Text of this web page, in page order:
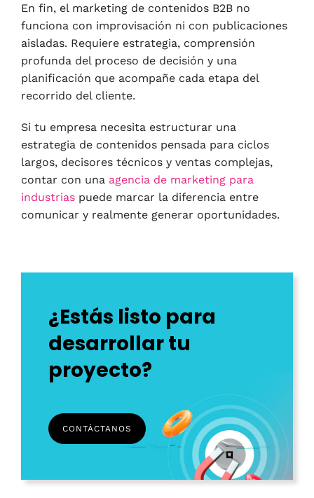
En fin, el marketing de contenidos B2B no
funciona con improvisación ni con publicaciones
aisladas. Requiere estrategia, comprensión
profunda del proceso de decisión y una
planificación que acompañe cada etapa del
recorrido del cliente.
Si tu empresa necesita estructurar una
estrategia de contenidos pensada para ciclos
largos, decisores técnicos y ventas complejas,
contar con una agencia de marketing para
industrias puede marcar la diferencia entre
comunicar y realmente generar oportunidades.
¿Estás listo para
desarrollar tu
proyecto?
CONTÁCTANOS